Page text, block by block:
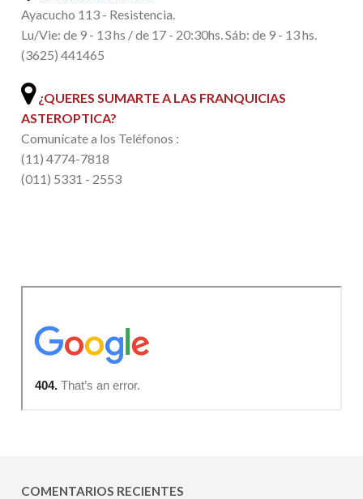
Ayacucho 113 - Resistencia.
Lu/Vie: de 9 - 13 hs / de 17 - 20:30hs. Sáb: de 9 - 13 hs.
(3625) 441465
¿QUERES SUMARTE A LAS FRANQUICIAS
ASTEROPTICA?
Comunícate a los Teléfonos :
(11) 4774-7818
(011) 5331 - 2553
COMENTARIOS RECIENTES